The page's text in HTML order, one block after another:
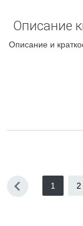
Описание
Описание и
1 2